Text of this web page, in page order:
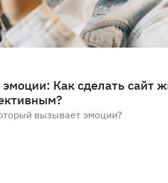
Как сделать сайт
вызывает эмоции?